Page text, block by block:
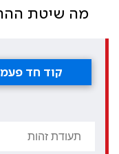
מה שיטת
קוד חד